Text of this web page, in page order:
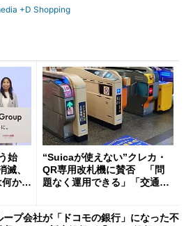
+D Shopping
始
、
か解
“Suicaが使えない”クレカ・
QR専用改札機に賛否 「問
題なく運用できる」「交通系I
ープ会社が「ドコモの銀行」になった不